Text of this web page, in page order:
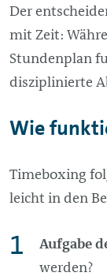
Der
mit Zeit:
Stundenplan
disziplinierte
Wie
Timeboxing
leicht in den
Aufgabe
werden?